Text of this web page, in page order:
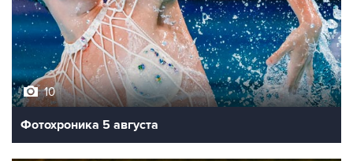
10
Фотохроника 5 августа